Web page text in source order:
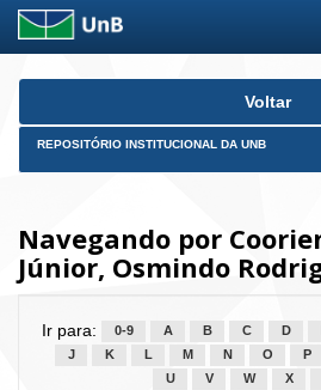
Skip
Voltar
REPOSITÓRIO INSTITUCIONAL DA UNB
Navegando por
Júnior, Osmindo
Ir para: 0-9 A B C D
J
K L M N O P
U
V W X